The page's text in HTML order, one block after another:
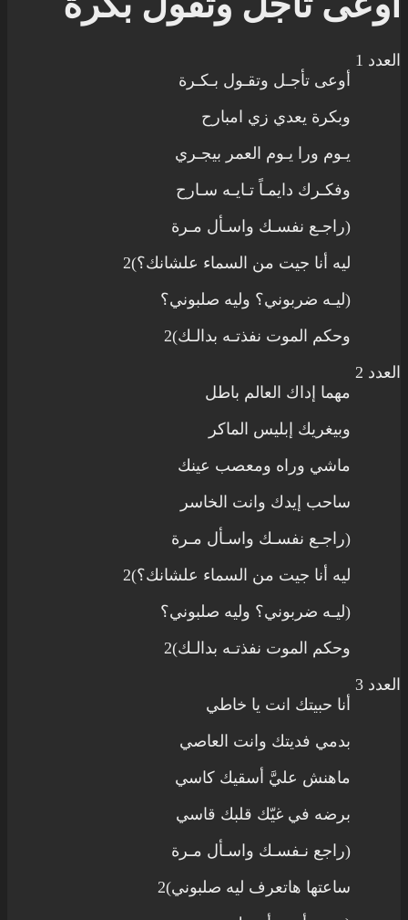
العدد 1
أوعى تأجـل وتقـول بـكـرة
وبكرة يعدي زي امبارح
يـوم ورا يـوم العمر بيجـري
وفكـرك دايمـاً تـايـه سـارح
(راجـع نفسـك واسـأل مـرة
ليه أنا جيت من السماء علشانك؟)2
(ليـه ضربوني؟ وليه صلبوني؟
وحكم الموت نفذتـه بدالـك)2
العدد 2
مهما إداك العالم باطل
وبيغريك إبليس الماكر
ماشي وراه ومعصب عينك
ساحب إيدك وانت الخاسر
(راجـع نفسـك واسـأل مـرة
ليه أنا جيت من السماء علشانك؟)2
(ليـه ضربوني؟ وليه صلبوني؟
وحكم الموت نفذتـه بدالـك)2
العدد 3
أنا حبيتك انت يا خاطي
بدمي فديتك وانت العاصي
ماهنش عليَّ أسقيك كاسي
برضه في غيّك قلبك قاسي
(راجع نـفسـك واسـأل مـرة
ساعتها هاتعرف ليه صلبوني)2